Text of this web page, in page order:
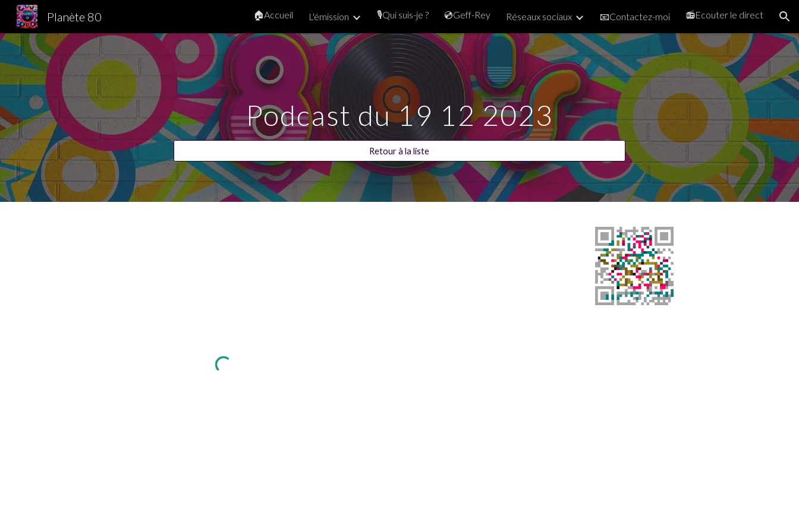
Skip to main content Skip to navigation
Planète 80 🏠Accueil L'émission 🎙️Qui suis-je ? 💿Geff-Rey Réseaux sociaux 📧Contactez-moi 📻Ecouter le direct
Podcast du19 12 2023
Retour à la liste